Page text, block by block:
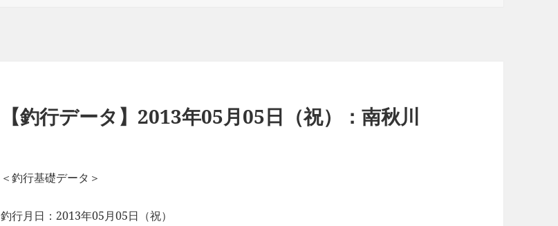
【釣行データ】2013年05月05日（祝）：南秋川
＜釣行基礎データ＞
釣行月日：2013年05月05日（祝）